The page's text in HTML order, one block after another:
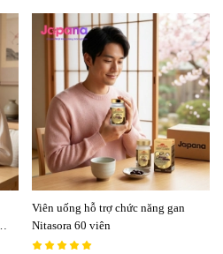
Viên uống hỗ trợ chức năng gan
Nitasora 60 viên